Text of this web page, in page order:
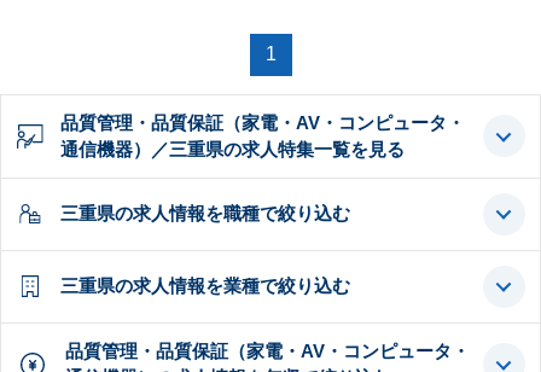
1
品質管理・品質保証（家電・AV・コンピュータ・
通信機器）／三重県の求人特集一覧を見る
三重県の求人情報を職種で絞り込む
三重県の求人情報を業種で絞り込む
品質管理・品質保証（家電・AV・コンピュータ・